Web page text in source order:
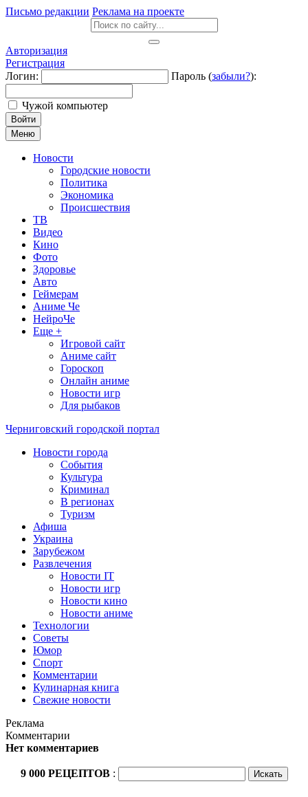
Письмо редакции Реклама на проекте
Авторизация
Регистрация
Логин:
Пароль (забыли?):
Чужой компьютер
Войти
Меню
Новости
Городские новости
Политика
Экономика
Происшествия
ТВ
Видео
Кино
Фото
Здоровье
Авто
Геймерам
Аниме Че
НейроЧе
Еще +
Игровой сайт
Аниме сайт
Гороскоп
Онлайн аниме
Новости игр
Для рыбаков
Черниговский городской портал
Новости города
События
Культура
Криминал
В регионах
Туризм
Афиша
Украина
Зарубежом
Развлечения
Новости IT
Новости игр
Новости кино
Новости аниме
Технологии
Советы
Юмор
Спорт
Комментарии
Кулинарная книга
Свежие новости
Реклама
Комментарии
Нет комментариев
9 000 РЕЦЕПТОВ :